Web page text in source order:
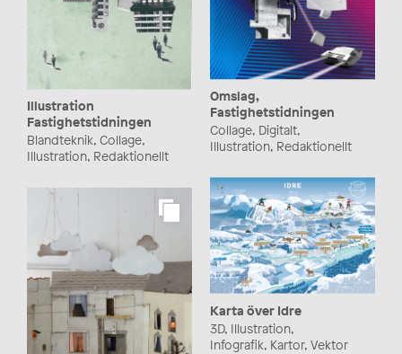
Illustration
Fastighetstidningen
Blandteknik, Collage,
Illustration, Redaktionellt
Omslag,
Fastighetstidningen
Collage, Digitalt,
Illustration, Redaktionellt
Karta över Idre
3D, Illustration,
Infografik, Kartor, Vektor